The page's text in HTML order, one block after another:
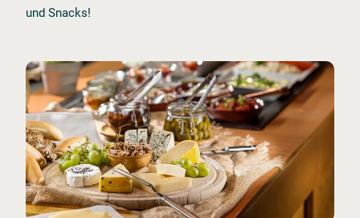
und Snacks!